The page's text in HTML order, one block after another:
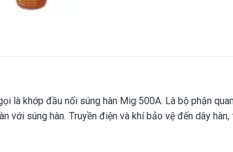
là khớp đầu nối súng hàn Mig 500A. Là bộ phận
với súng hàn. Truyền điện và khí bảo vệ đến dây